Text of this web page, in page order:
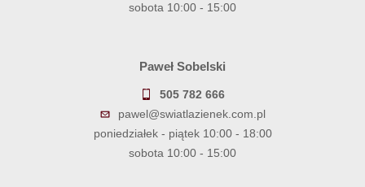
sobota 10:00 - 15:00
Paweł Sobelski
505 782 666
pawel@swiatlazienek.com.pl
poniedziałek - piątek 10:00 - 18:00
sobota 10:00 - 15:00